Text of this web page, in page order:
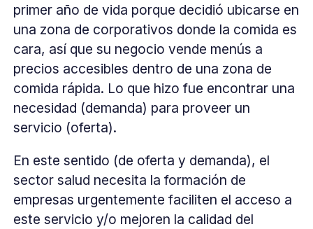
primer año de vida porque decidió ubicarse en
una zona de corporativos donde la comida es
cara, así que su negocio vende menús a
precios accesibles dentro de una zona de
comida rápida. Lo que hizo fue encontrar una
necesidad (demanda) para proveer un
servicio (oferta).
En este sentido (de oferta y demanda), el
sector salud necesita la formación de
empresas urgentemente faciliten el acceso a
este servicio y/o mejoren la calidad del